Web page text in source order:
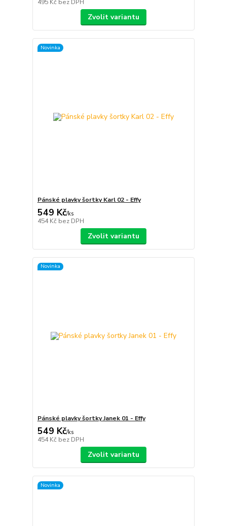
495 Kč bez DPH
Zvolit variantu
Novinka
Pánské plavky šortky Karl 02 - Effy
549 Kč/ks
454 Kč bez DPH
Zvolit variantu
Novinka
Pánské plavky šortky Janek 01 - Effy
549 Kč/ks
454 Kč bez DPH
Zvolit variantu
Novinka